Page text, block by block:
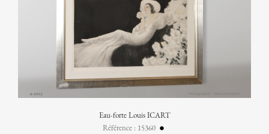
Eau-forte Louis ICART
Référence : 15360